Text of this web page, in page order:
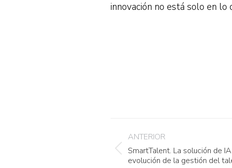
innovación no está solo en lo
entre
publicaciones
ANTERIOR
Publicación
SmartTalent. La solución de
evolución de la gestión del